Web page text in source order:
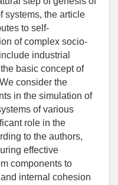
systems, the article
to self-
of complex socio-
industrial
basic concept of
consider the
in the simulation of
of various
role in the
to the authors,
effective
components to
internal cohesion